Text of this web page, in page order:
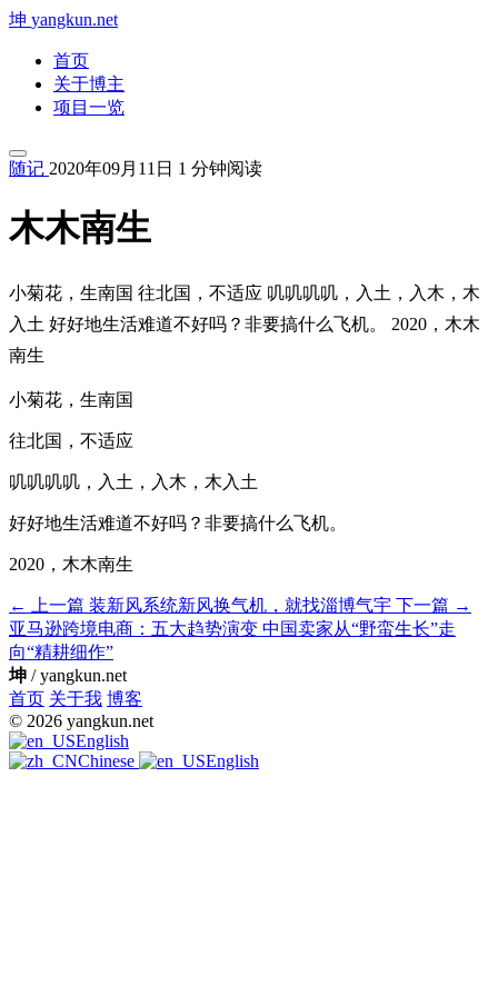
坤 yangkun.net
首页
关于博主
项目一览
随记 2020年09月11日 1 分钟阅读
木木南生
小菊花，生南国 往北国，不适应 叽叽叽叽，入土，入木，木
入土 好好地生活难道不好吗？非要搞什么飞机。 2020，木木
南生
小菊花，生南国
往北国，不适应
叽叽叽叽，入土，入木，木入土
好好地生活难道不好吗？非要搞什么飞机。
2020，木木南生
← 上一篇 装新风系统新风换气机，就找淄博气宇 下一篇 →
亚马逊跨境电商：五大趋势演变 中国卖家从“野蛮生长”走
向“精耕细作”
坤 / yangkun.net
首页 关于我 博客
© 2026 yangkun.net
English
Chinese
English